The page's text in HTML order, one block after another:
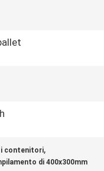
i contenitori,
di 400x300mm